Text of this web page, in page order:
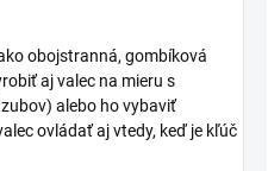
obojstranná, gombíková
aj valec na mieru s
alebo ho vybaviť
ovládať aj vtedy, keď je kľúč